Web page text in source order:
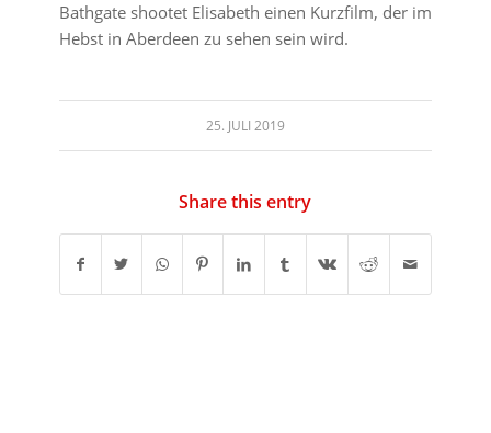
Bathgate shootet Elisabeth einen Kurzfilm, der im
Hebst in Aberdeen zu sehen sein wird.
25. JULI 2019
Share this entry